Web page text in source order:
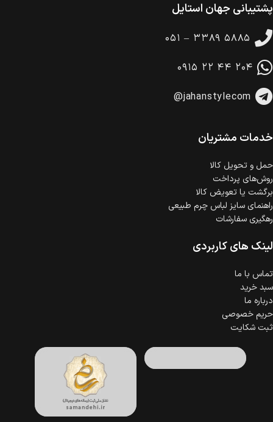
پشتیبانی جهان استایل
۰۵۱ – ۳۳۸۹ ۵۸۸۵
۰۹۱۵ ۲۲ ۴۴ ۲۰۴
@jahanstylecom
خدمات مشتریان
حمل‌ و تحویل کالا
روش‌های پرداخت
برگشت یا تعویض کالا
راهنمای سایز لباس چرم طبیعی
رهگیری سفارشات
لینک های کاربردی
تماس با ما
سبد خرید
درباره ما
حریم خصوصی
ثبت شکایت